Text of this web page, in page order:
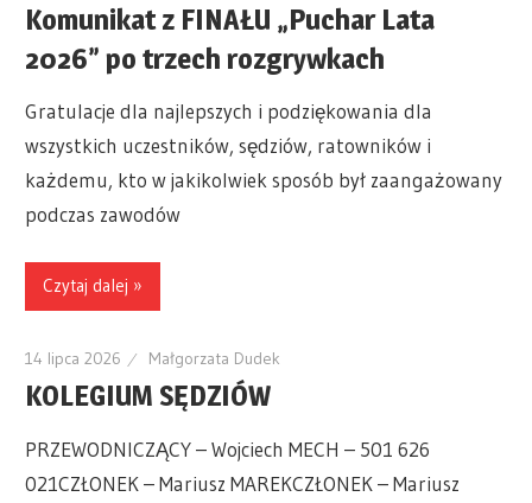
Komunikat z FINAŁU „Puchar Lata
2026” po trzech rozgrywkach
Gratulacje dla najlepszych i podziękowania dla
wszystkich uczestników, sędziów, ratowników i
każdemu, kto w jakikolwiek sposób był zaangażowany
podczas zawodów
Czytaj dalej »
14 lipca 2026 Małgorzata Dudek
KOLEGIUM SĘDZIÓW
PRZEWODNICZĄCY – Wojciech MECH – 501 626
021CZŁONEK – Mariusz MAREKCZŁONEK – Mariusz